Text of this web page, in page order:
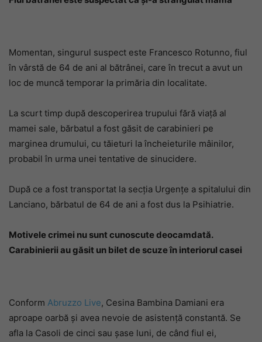
Momentan, singurul suspect este Francesco Rotunno, fiul
în vârstă de 64 de ani al bătrânei, care în trecut a avut un
loc de muncă temporar la primăria din localitate.
La scurt timp după descoperirea trupului fără viață al
mamei sale, bărbatul a fost găsit de carabinieri pe
marginea drumului, cu tăieturi la încheieturile mâinilor,
probabil în urma unei tentative de sinucidere.
După ce a fost transportat la secția Urgențe a spitalului din
Lanciano, bărbatul de 64 de ani a fost dus la Psihiatrie.
Motivele crimei nu sunt cunoscute deocamdată.
Carabinierii au găsit un bilet de scuze în interiorul casei
Conform Abruzzo Live, Cesina Bambina Damiani era
aproape oarbă și avea nevoie de asistență constantă. Se
afla la Casoli de cinci sau șase luni, de când fiul ei,